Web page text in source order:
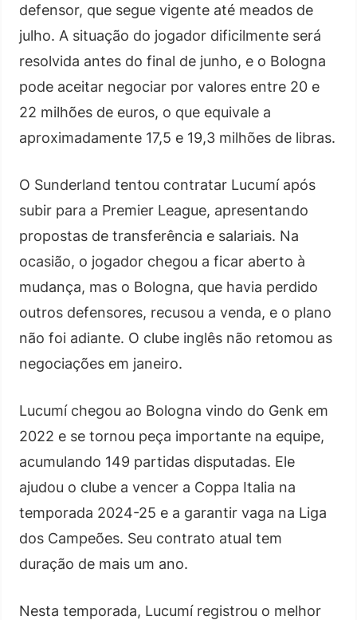
defensor, que segue vigente até meados de
julho. A situação do jogador dificilmente será
resolvida antes do final de junho, e o Bologna
pode aceitar negociar por valores entre 20 e
22 milhões de euros, o que equivale a
aproximadamente 17,5 e 19,3 milhões de libras.
O Sunderland tentou contratar Lucumí após
subir para a Premier League, apresentando
propostas de transferência e salariais. Na
ocasião, o jogador chegou a ficar aberto à
mudança, mas o Bologna, que havia perdido
outros defensores, recusou a venda, e o plano
não foi adiante. O clube inglês não retomou as
negociações em janeiro.
Lucumí chegou ao Bologna vindo do Genk em
2022 e se tornou peça importante na equipe,
acumulando 149 partidas disputadas. Ele
ajudou o clube a vencer a Coppa Italia na
temporada 2024-25 e a garantir vaga na Liga
dos Campeões. Seu contrato atual tem
duração de mais um ano.
Nesta temporada, Lucumí registrou o melhor